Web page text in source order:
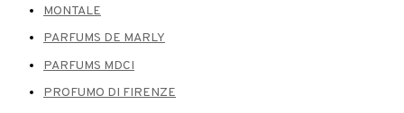
MONTALE
PARFUMS DE MARLY
PARFUMS MDCI
PROFUMO DI FIRENZE